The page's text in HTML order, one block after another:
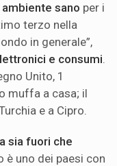
ambiente sano per i
terzo nella
in generale”,
e consumi.
Unito, 1
muffa a casa; il
e a Cipro.
sia fuori che
è uno dei paesi con